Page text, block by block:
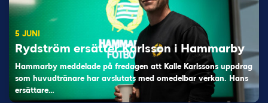
5 JUNI
Rydström ersätter Karlsson i Hammarby
Hammarby meddelade på fredagen att Kalle Karlssons uppdrag
som huvudtränare har avslutats med omedelbar verkan. Hans
ersättare…